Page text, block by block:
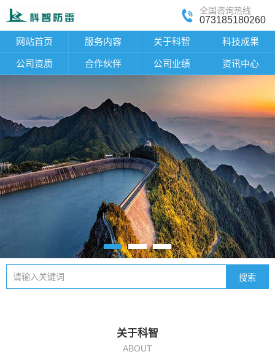
全国咨询热线
073185180260
网站首页 服务内容 关于科智 科技成果
公司资质 合作伙伴 公司业绩 资讯中心
关于科智
ABOUT